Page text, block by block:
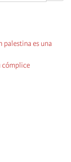
es una
cómplice